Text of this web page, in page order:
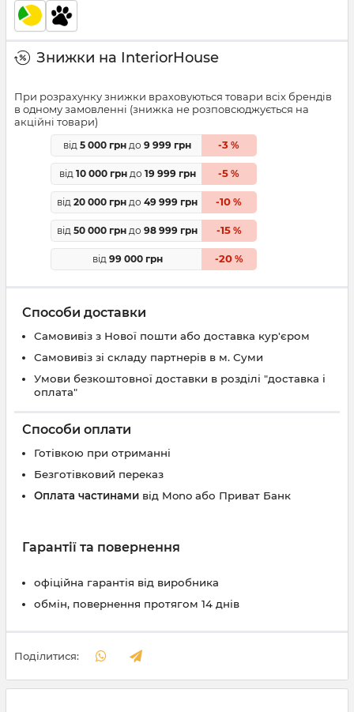
Знижки на InteriorHouse
При розрахунку знижки враховуються товари всіх брендів
в одному замовленні (знижка не розповсюджується на
акційні товари)
від 5 000 грн до 9 999 грн -3 %
від 10 000 грндо 19 999 грн -5 %
від 20 000 грн до 49 999 грн -10 %
від 50 000 грн до 98 999 грн -15%
від 99 000 грн -20%
Способи доставки
Самовивіз з Нової пошти або доставка кур'єром
Самовивіз зі складу партнерів в м. Суми
Умови безкоштовної доставки в розділі "доставка і
оплата"
Способи оплати
Готівкою при отриманні
Безготівковий переказ
Оплата частинами від Mono або Приват Банк
Гарантії та повернення
офіційна гарантія від виробника
обмін, повернення протягом 14 днів
Поділитися: